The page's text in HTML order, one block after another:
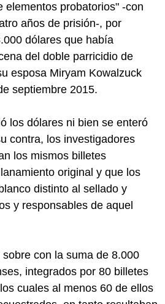
elementos probatorios" -con
años de prisión-, por
dólares que había
del doble parricidio de
esposa Miryam Kowalzuck
septiembre 2015.
los dólares ni bien se enteró
contra, los investigadores
los mismos billetes
original y que los
distinto al sellado y
y responsables de aquel
con la suma de 8.000
integrados por 80 billetes
cuales al menos 60 de ellos